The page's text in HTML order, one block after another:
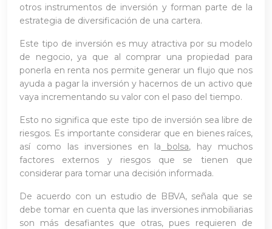
otros instrumentos de inversión y forman parte de la
estrategia de diversificación de una cartera.
Este tipo de inversión es muy atractiva por su modelo
de negocio, ya que al comprar una propiedad para
ponerla en renta nos permite generar un flujo que nos
ayuda a pagar la inversión y hacernos de un activo que
vaya incrementando su valor con el paso del tiempo.
Esto no significa que este tipo de inversión sea libre de
riesgos. Es importante considerar que en bienes raíces,
así como las inversiones en la bolsa, hay muchos
factores externos y riesgos que se tienen que
considerar para tomar una decisión informada.
De acuerdo con un estudio de BBVA, señala que se
debe tomar en cuenta que las inversiones inmobiliarias
son más desafiantes que otras, pues requieren de